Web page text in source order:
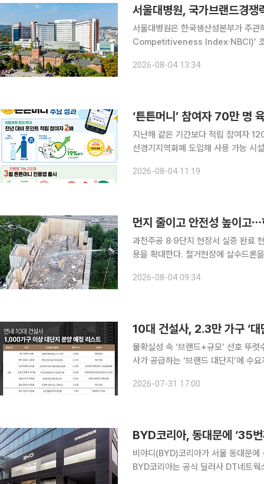
서울대병원, 국가브랜드경쟁
서울대병원은 한국생산성본부가 주
Competitiveness Index·NBCI)’ 조
을 측정하는 지표로 이번 조사는 올해
2026-08-04 13:34
‘튼튼머니’ 참여자 70만 명
지난해 같은 기간보다 적립 참여자
선경기지역화폐 도입해 사용 가능 시설 약 8만 곳 확보 스포츠활동에
었다. 전용 응용프로그램 출시와 경기
2026-08-04 11:19
먼지 줄이고 안전성 높이고
과천주공 8·9단지 현장서 실증 완료 현대건설이 건설현장 환경·안전 관리를 위해 무인 로봇 기술 적
용을 확대한다. 철거현장에 살수드론
현장에서 살수드론을 활용한 비산먼
2026-08-04 09:34
10대 건설사, 2.3만 가구 ‘
불확실성 속 ‘브랜드+규모’ 선호 뚜렷수도권·지방 13곳
사가 공급하는 ‘브랜드 대단지’에 수
이상 대단지가 상대적으로 안전한 선
2026-07-31 17:00
BYD코리아, 동대문에 ‘35번
비야디(BYD)코리아가 서울 동대문
BYD코리아는 공식 딜러사 DT네트